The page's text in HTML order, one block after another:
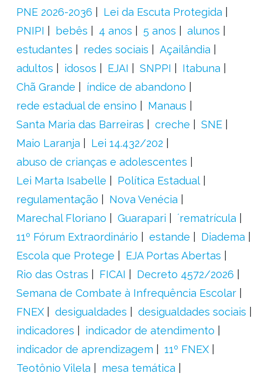
PNE 2026-2036
Lei da Escuta Protegida
PNIPI
bebês 4 anos 5 anos
alunos
estudantes
redes sociais
Açailândia
adultos
idosos EJAI SNPPI
Itabuna
Chã Grande
índice de abandono
rede estadual de ensino
Manaus
Santa Maria das Barreiras
creche
SNE
Maio Laranja
Lei 14.432/202
abuso de crianças e adolescentes
Lei Marta Isabelle
Política Estadual
regulamentação
Nova Venécia
Marechal Floriano
Guarapari
´rematrícula
11º Fórum Extraordinário
estande
Diadema
Escola que Protege
EJA Portas Abertas
Rio das Ostras
FICAI
Decreto 4572/2026
Semana de Combate à Infrequência Escolar
FNEX
desigualdades
desigualdades sociais
indicadores
indicador de atendimento
indicador de aprendizagem
11º FNEX
Teotônio Vilela
mesa temática